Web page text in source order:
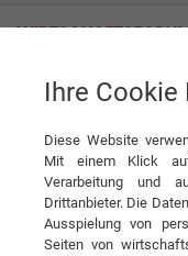
Lucaffé Venturelli
Ihre Cookie
Diese Website
Mit einem Klick
Verarbeitung und
Drittanbieter. Die
Ausspielung von
Seiten von